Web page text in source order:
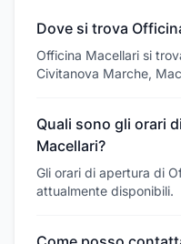
Dove si trova
Officina Macellari si
Civitanova Marche,
Quali sono gli orari
Macellari?
Gli orari di apertura di
attualmente disponibili.